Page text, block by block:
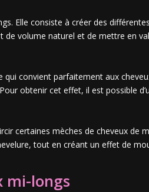
Elle consiste à créer des
volume naturel et de mettre en
convient parfaitement aux
obtenir cet effet, il est possible
certaines mèches de cheveux de
tout en créant un effet de
mi-longs